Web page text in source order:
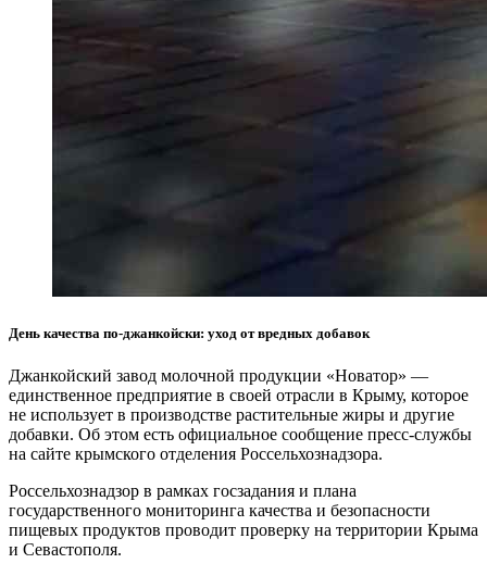
День качества по-джанкойски: уход от вредных добавок
Джанкойский завод молочной продукции «Новатор» —
единственное предприятие в своей отрасли в Крыму, которое
не использует в производстве растительные жиры и другие
добавки. Об этом есть официальное сообщение пресс-службы
на сайте крымского отделения Россельхознадзора.
Россельхознадзор в рамках госзадания и плана
государственного мониторинга качества и безопасности
пищевых продуктов проводит проверку на территории Крыма
и Севастополя.